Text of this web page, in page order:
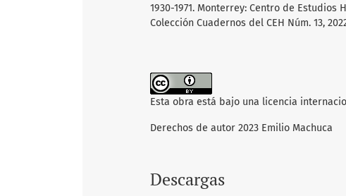
1930-1971. Monterrey: Centro de
Colección Cuadernos del CEH Núm. 13,
Esta obra está bajo una licencia
Derechos de autor 2023 Emilio Machuca
Descargas